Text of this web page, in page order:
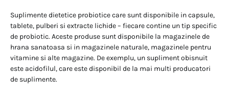
Suplimente dietetice probiotice care sunt disponibile in capsule,
tablete, pulberi si extracte lichide – fiecare contine un tip specific
de probiotic. Aceste produse sunt disponibile la magazinele de
hrana sanatoasa si in magazinele naturale, magazinele pentru
vitamine si alte magazine. De exemplu, un supliment obisnuit
este acidofilul, care este disponibil de la mai multi producatori
de suplimente.